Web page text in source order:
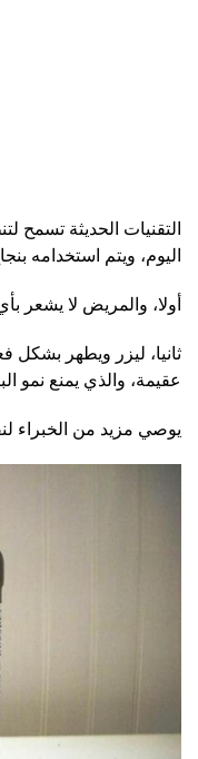
التقنيات الحديثة تسمح
اليوم، ويتم استخدامه
أولا، والمريض لا يشعر
ثانيا، ليزر ويطهر
عقيمة، والذي يمنع نمو
يوصي مزيد من الخبراء